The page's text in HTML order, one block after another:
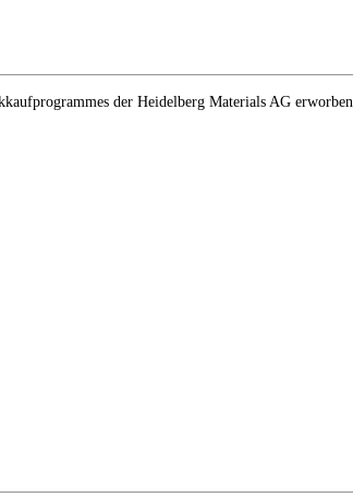
der Heidelberg Materials AG erworben.